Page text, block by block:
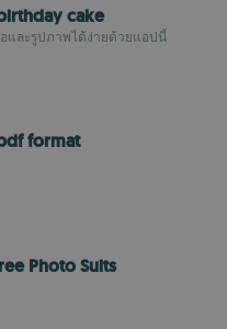
cake
และรูปภาพได้ง่ายด้วยแอปนี้
format
Photo Suits